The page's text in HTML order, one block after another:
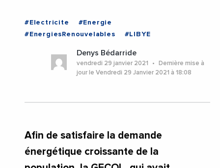
#Electricite
#Energie
#EnergiesRenouvelables
#LIBYE
Denys Bédarride
vendredi 29 janvier 2021
Dernière mise à
jour le Vendredi 29 Janvier 2021 à 18:08
Afin de satisfaire la demande
énergétique croissante de la